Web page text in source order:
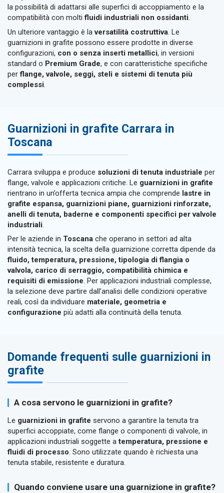
la possibilità di adattarsi alle superfici di accoppiamento e la
compatibilità con moltifluidi industriali non ossidanti.
Un ulteriore vantaggio è laversatilità costruttiva. Le
guarnizioni in grafite possono essere prodotte in diverse
configurazioni, con o senza inserti metallici, in versioni
standard o Premium Grade, e con caratteristiche specifiche
perflange, valvole, seggi, steli e sistemi di tenuta più
complessi.
Guarnizioni in grafite Carrara in
Toscana
Carrara sviluppa e produce soluzioni di tenuta industriale per
flange, valvole e applicazioni critiche. Le guarnizioni in grafite
rientrano in un’offerta tecnica ampia che comprende lastre in
grafite espansa, guarnizioni piane, guarnizioni rinforzate,
anelli di tenuta, baderne e componenti specifici per valvole
industriali
Per le aziende in Toscana che operano in settori ad alta
intensità tecnica, la scelta della guarnizione corretta dipende da
fluido, temperatura, pressione, tipologia di flangia o
valvola, carico di serraggio, compatibilità chimica e
requisiti di emissione. Per applicazioni industriali complesse,
la selezione deve partire dall’analisi delle condizioni operative
reali, così da individuare materiale, geometria e
configurazione più adatti alla continuità della tenuta.
Domande frequenti sulle guarnizioni in
grafite
A cosa servono le guarnizioni in grafite?
Le guarnizioni in grafite servono a garantire la tenuta tra
superfici accoppiate, come flange o componenti di valvole, in
applicazioni industriali soggette atemperatura, pressione e
fluidi di processo. Sono utilizzate quando è richiesta una
tenuta stabile, resistente e duratura.
Quando conviene usare una guarnizione in grafite?